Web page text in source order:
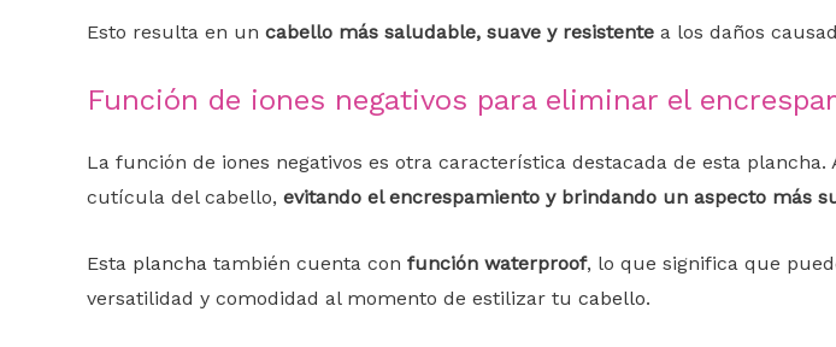
Esto resulta en un cabello más saludable, suave y resistente a los daños
Función de iones negativos para eliminar el
La función de iones negativos es otra característica destacada de esta
cutícula del cabello, evitando el encrespamiento y brindando un aspecto más
Esta plancha también cuenta con función waterproof, lo que significa que
versatilidad y comodidad al momento de estilizar tu cabello.